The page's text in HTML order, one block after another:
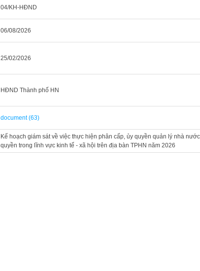
04/KH-HĐND
06/08/2026
25/02/2026
HĐND Thành phố HN
document (63)
Kế hoạch giám sát về việc thực hiện phân cấp, ủy quyền quản lý nhà
quyền trong lĩnh vực kinh tế - xã hội trên địa bàn TPHN năm 2026